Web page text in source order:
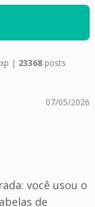
| 23368posts
07/05/2026
você usou o
de